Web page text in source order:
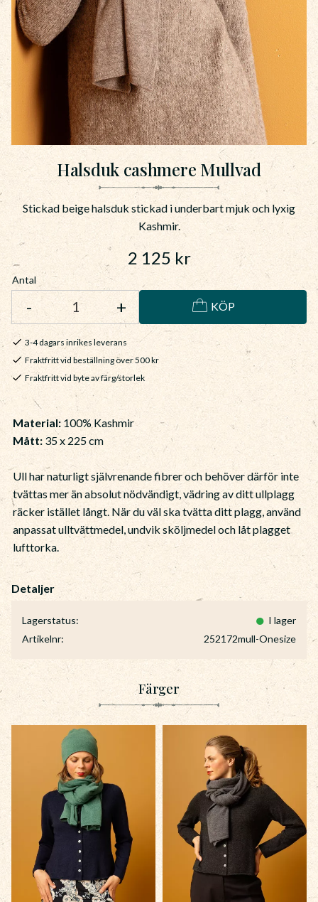
Halsduk cashmere Mullvad
Stickad beige halsduk stickad i underbart mjuk och lyxig
Kashmir.
2 125kr
Antal
+
- KÖP
3-4 dagars inrikes leverans
Fraktfritt vid beställning över 500 kr
Fraktfritt vid byte av färg/storlek
Lagerstatus
I lager
Artikelnr
252172mull-Onesize
Material: 100% Kashmir
Mått: 35 x 225 cm
Ull har naturligt självrenande fibrer och behöver därför inte
tvättas mer än absolut nödvändigt, vädring av ditt ullplagg
räcker istället långt. När du väl ska tvätta ditt plagg, använd
anpassat ulltvättmedel, undvik sköljmedel och låt plagget
lufttorka.
Färger